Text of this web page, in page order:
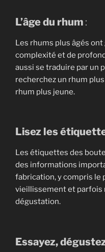
L’âge du rhum :
Les rhums plus âgés
complexité et de
aussi se traduire par un
recherchez un rhum
rhum plus jeune.
Lisez les
Les étiquettes des
des informations
fabrication, y compris le
vieillissement et parfois
dégustation.
Essayez,